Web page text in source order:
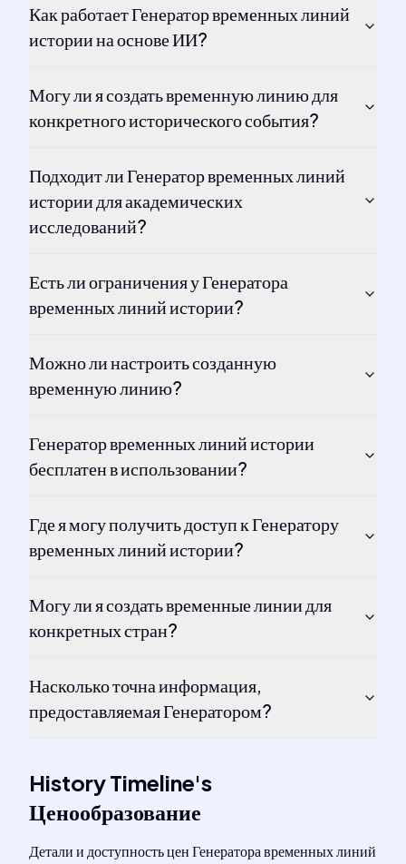
Как работает Генератор временных линий
истории на основе ИИ?
Могу ли я создать временную линию для
конкретного исторического события?
Подходит ли Генератор временных линий
истории для академических
исследований?
Есть ли ограничения у Генератора
временных линий истории?
Можно ли настроить созданную
временную линию?
Генератор временных линий истории
бесплатен в использовании?
Где я могу получить доступ к Генератору
временных линий истории?
Могу ли я создать временные линии для
конкретных стран?
Насколько точна информация,
предоставляемая Генератором?
History Timeline's
Ценообразование
Детали и доступность цен Генератора временных линий